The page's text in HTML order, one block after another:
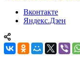
Вконтакте
Яндекс.Дзен